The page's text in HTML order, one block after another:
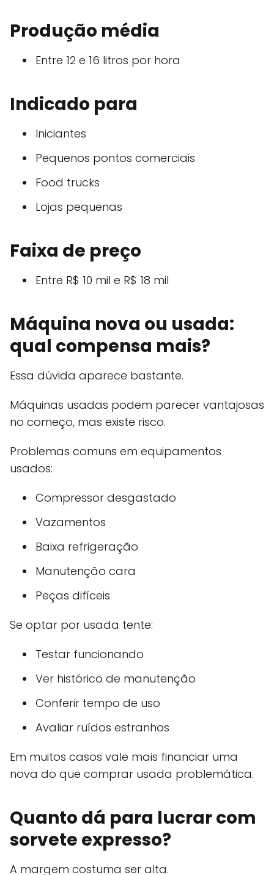
Produção média
Entre 12 e 16 litros por hora
Indicado para
Iniciantes
Pequenos pontos comerciais
Food trucks
Lojas pequenas
Faixa de preço
Entre R$ 10 mil e R$ 18 mil
Máquina nova ou usada:
qual compensa mais?
Essa dúvida aparece bastante.
Máquinas usadas podem parecer vantajosas
no começo, mas existe risco.
Problemas comuns em equipamentos
usados:
Compressor desgastado
Vazamentos
Baixa refrigeração
Manutenção cara
Peças difíceis
Se optar por usada tente:
Testar funcionando
Ver histórico de manutenção
Conferir tempo de uso
Avaliar ruídos estranhos
Em muitos casos vale mais financiar uma
nova do que comprar usada problemática.
Quanto dá para lucrar com
sorvete expresso?
A margem costuma ser alta.